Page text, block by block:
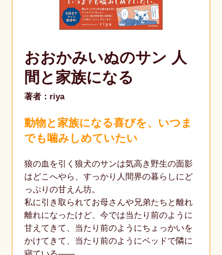
おおかみいぬのサン 人
間と家族になる
著者：riya
動物と家族になる喜びを、いつま
でも噛みしめていたい
狼の血を引く狼犬のサンは気高き野生の面影
はどこへやら、すっかり人間界の暮らしにど
っぷりの甘えん坊。
私に引き取られてお母さんや兄弟たちと離れ
離れになったけど、今では当たり前のように
甘えてきて、当たり前のようにちょっかいを
かけてきて、当たり前のようにベッドで隣に